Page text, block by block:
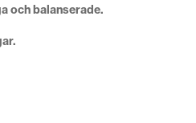
och balanserade.